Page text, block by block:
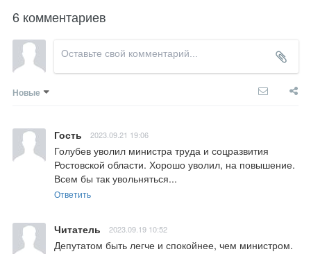
6 комментариев
Новые
Гость 2023.09.21 19:06
Голубев уволил министра труда и соцразвития
Ростовской области. Хорошо уволил, на повышение.
Всем бы так увольняться...
Ответить
Читатель 2023.09.19 10:52
Депутатом быть легче и спокойнее, чем министром.